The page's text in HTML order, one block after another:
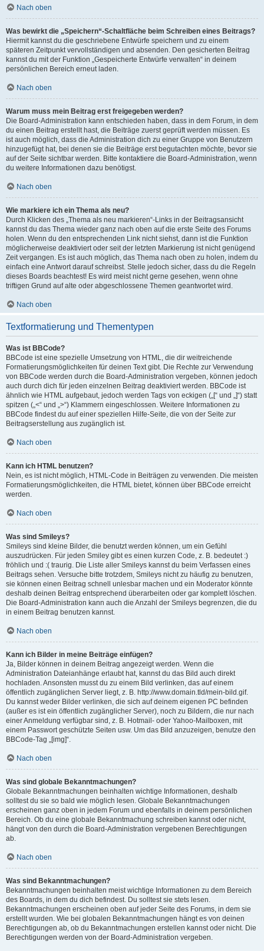
Nach oben
Was bewirkt die „Speichern“-Schaltfläche beim Schreiben eines Beitrags?
Hiermit kannst du die geschriebene Entwürfe speichern und zu einem
späteren Zeitpunkt vervollständigen und absenden. Den gesicherten Beitrag
kannst du mit der Funktion „Gespeicherte Entwürfe verwalten“ in deinem
persönlichen Bereich erneut laden.
Nach oben
Warum muss mein Beitrag erst freigegeben werden?
Die Board-Administration kann entschieden haben, dass in dem Forum, in dem
du einen Beitrag erstellt hast, die Beiträge zuerst geprüft werden müssen. Es
ist auch möglich, dass die Administration dich zu einer Gruppe von Benutzern
hinzugefügt hat, bei denen sie die Beiträge erst begutachten möchte, bevor sie
auf der Seite sichtbar werden. Bitte kontaktiere die Board-Administration, wenn
du weitere Informationen dazu benötigst.
Nach oben
Wie markiere ich ein Thema als neu?
Durch Klicken des „Thema als neu markieren“-Links in der Beitragsansicht
kannst du das Thema wieder ganz nach oben auf die erste Seite des Forums
holen. Wenn du den entsprechenden Link nicht siehst, dann ist die Funktion
möglicherweise deaktiviert oder seit der letzten Markierung ist nicht genügend
Zeit vergangen. Es ist auch möglich, das Thema nach oben zu holen, indem du
einfach eine Antwort darauf schreibst. Stelle jedoch sicher, dass du die Regeln
dieses Boards beachtest! Es wird meist nicht gerne gesehen, wenn ohne
triftigen Grund auf alte oder abgeschlossene Themen geantwortet wird.
Nach oben
Textformatierung und Thementypen
Was ist BBCode?
BBCode ist eine spezielle Umsetzung von HTML, die dir weitreichende
Formatierungsmöglichkeiten für deinen Text gibt. Die Rechte zur Verwendung
von BBCode werden durch die Board-Administration vergeben, können jedoch
auch durch dich für jeden einzelnen Beitrag deaktiviert werden. BBCode ist
ähnlich wie HTML aufgebaut, jedoch werden Tags von eckigen („[“ und „]“) statt
spitzen („<“ und „>“) Klammern eingeschlossen. Weitere Informationen zu
BBCode findest du auf einer speziellen Hilfe-Seite, die von der Seite zur
Beitragserstellung aus zugänglich ist.
Nach oben
Kann ich HTML benutzen?
Nein, es ist nicht möglich, HTML-Code in Beiträgen zu verwenden. Die meisten
Formatierungsmöglichkeiten, die HTML bietet, können über BBCode erreicht
werden.
Nach oben
Was sind Smileys?
Smileys sind kleine Bilder, die benutzt werden können, um ein Gefühl
auszudrücken. Für jeden Smiley gibt es einen kurzen Code, z. B. bedeutet :)
fröhlich und :( traurig. Die Liste aller Smileys kannst du beim Verfassen eines
Beitrags sehen. Versuche bitte trotzdem, Smileys nicht zu häufig zu benutzen,
sie können einen Beitrag schnell unlesbar machen und ein Moderator könnte
deshalb deinen Beitrag entsprechend überarbeiten oder gar komplett löschen.
Die Board-Administration kann auch die Anzahl der Smileys begrenzen, die du
in einem Beitrag benutzen kannst.
Nach oben
Kann ich Bilder in meine Beiträge einfügen?
Ja, Bilder können in deinem Beitrag angezeigt werden. Wenn die
Administration Dateianhänge erlaubt hat, kannst du das Bild auch direkt
hochladen. Ansonsten musst du zu einem Bild verlinken, das auf einem
öffentlich zugänglichen Server liegt, z. B. http://www.domain.tld/mein-bild.gif.
Du kannst weder Bilder verlinken, die sich auf deinem eigenen PC befinden
(außer es ist ein öffentlich zugänglicher Server), noch zu Bildern, die nur nach
einer Anmeldung verfügbar sind, z. B. Hotmail- oder Yahoo-Mailboxen, mit
einem Passwort geschützte Seiten usw. Um das Bild anzuzeigen, benutze den
BBCode-Tag „[img]“.
Nach oben
Was sind globale Bekanntmachungen?
Globale Bekanntmachungen beinhalten wichtige Informationen, deshalb
solltest du sie so bald wie möglich lesen. Globale Bekanntmachungen
erscheinen ganz oben in jedem Forum und ebenfalls in deinem persönlichen
Bereich. Ob du eine globale Bekanntmachung schreiben kannst oder nicht,
hängt von den durch die Board-Administration vergebenen Berechtigungen
ab.
Nach oben
Was sind Bekanntmachungen?
Bekanntmachungen beinhalten meist wichtige Informationen zu dem Bereich
des Boards, in dem du dich befindest. Du solltest sie stets lesen.
Bekanntmachungen erscheinen oben auf jeder Seite des Forums, in dem sie
erstellt wurden. Wie bei globalen Bekanntmachungen hängt es von deinen
Berechtigungen ab, ob du Bekanntmachungen erstellen kannst oder nicht. Die
Berechtigungen werden von der Board-Administration vergeben.